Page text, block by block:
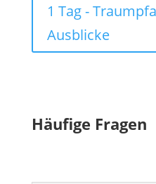
1 Tag -
Ausblicke
Häufige Fragen